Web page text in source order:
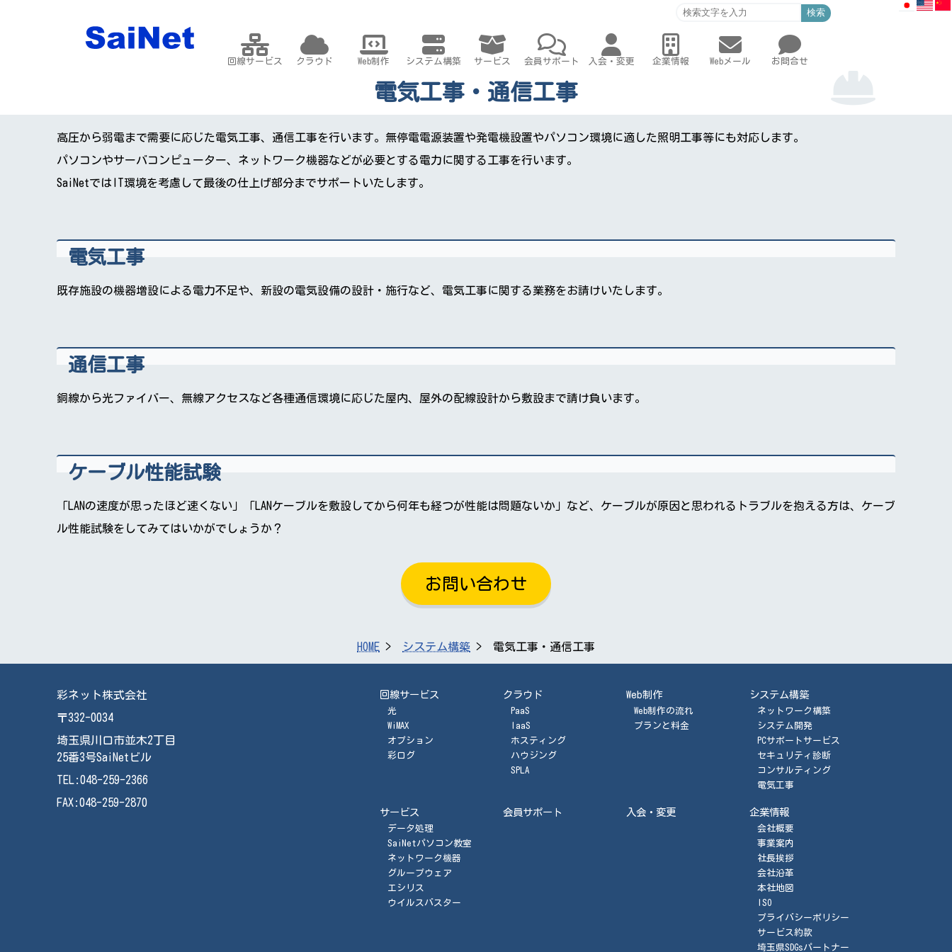
検索
回線サービス クラウド Web制作 システム構築 サービス 会員サポート 入会・変更 企業情報 Webメール お問合せ
電気工事・通信工事
高圧から弱電まで需要に応じた電気工事、通信工事を行います。無停電電源装置や発電機設置やパソコン環境に適した照明工事等にも対応します。
パソコンやサーバコンピューター、ネットワーク機器などが必要とする電力に関する工事を行います。
SaiNetではIT環境を考慮して最後の仕上げ部分までサポートいたします。
電気工事
既存施設の機器増設による電力不足や、新設の電気設備の設計・施行など、電気工事に関する業務をお請けいたします。
通信工事
銅線から光ファイバー、無線アクセスなど各種通信環境に応じた屋内、屋外の配線設計から敷設まで請け負います。
ケーブル性能試験
「LANの速度が思ったほど速くない」「LANケーブルを敷設してから何年も経つが性能は問題ないか」など、ケーブルが原因と思われるトラブルを抱える方は、ケーブ
ル性能試験をしてみてはいかがでしょうか？
お問い合わせ
HOME システム構築 電気工事・通信工事
彩ネット株式会社
〒332-0034
埼玉県川口市並木2丁目
25番3号SaiNetビル
TEL:048-259-2366
FAX:048-259-2870
回線サービス
光
WiMAX
オプション
彩ログ
クラウド
PaaS
IaaS
ホスティング
ハウジング
SPLA
Web制作
Web制作の流れ
プランと料金
システム構築
ネットワーク構築
システム開発
PCサポートサービス
セキュリティ診断
コンサルティング
電気工事
サービス
データ処理
SaiNetパソコン教室
ネットワーク機器
グループウェア
エシリス
ウイルスバスター
会員サポート 入会・変更 企業情報
会社概要
事業案内
社長挨拶
会社沿革
本社地図
ISO
プライバシーポリシー
サービス約款
埼玉県SDGsパートナー